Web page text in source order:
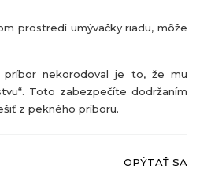
prostredí umývačky riadu, môže
nekorodoval je to, že mu
Toto zabezpečíte dodržaním
z pekného príboru.
OPÝTAŤ SA